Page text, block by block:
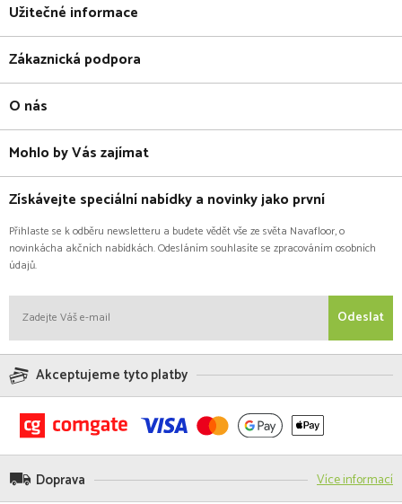
Užitečné informace
Zákaznická podpora
O nás
Mohlo by Vás zajímat
Získávejte speciální nabídky a novinky jako první
Přihlaste se k odběru newsletteru a budete vědět vše ze světa Navafloor, o
novinkácha akčních nabídkách. Odesláním souhlasíte se zpracováním osobních
údajů.
Odeslat
Akceptujeme tyto platby
Doprava Více informací